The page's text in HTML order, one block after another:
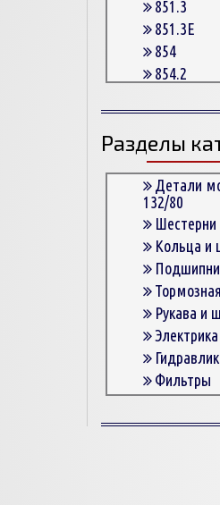
851.3
851.3E
854
854.2
854.3
854.3E
854.5
863
863.3
863.3E
864.5
Разделы
Детали
132/80
Шестерни
Кольца и
Рукава и
Электрика
Фильтры
Пружины